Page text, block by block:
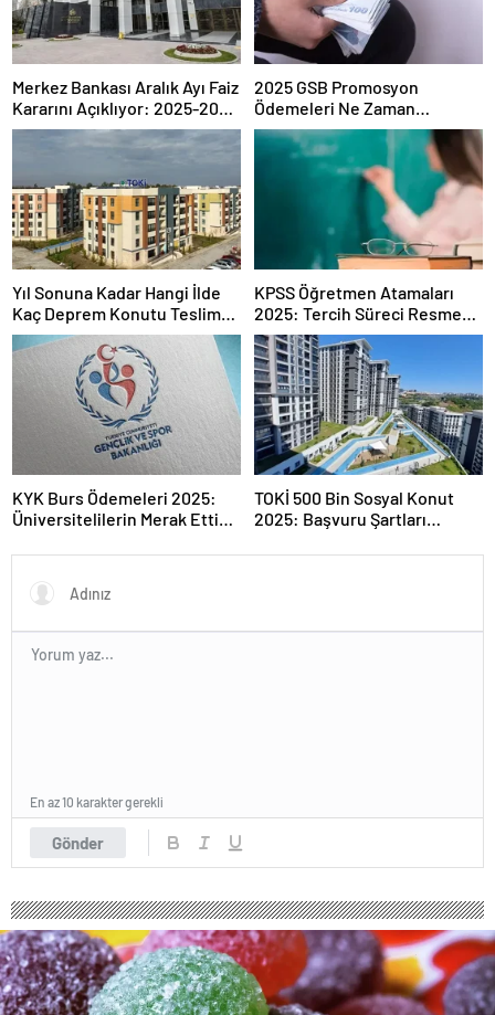
Merkez Bankası Aralık Ayı Faiz
Kararını Açıklıyor: 2025-2026
Takvimi
2025 GSB Promosyon
Ödemeleri Ne Zaman
Hesaplara Yatacak?
Yıl Sonuna Kadar Hangi İlde
Kaç Deprem Konutu Teslim
Edilecek?
KPSS Öğretmen Atamaları
2025: Tercih Süreci Resmen
Başladı
KYK Burs Ödemeleri 2025:
Üniversitelilerin Merak Ettiği
TOKİ 500 Bin Sosyal Konut
2025: Başvuru Şartları
Gönder
En az 10 karakter gerekli